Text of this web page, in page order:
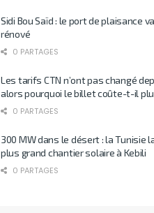
Sidi Bou Saïd : le port de plaisance
rénové
0 PARTAGES
Les tarifs CTN n’ont pas changé
alors pourquoi le billet coûte-t-il
0 PARTAGES
300 MW dans le désert : la Tunisie
plus grand chantier solaire à Kebili
0 PARTAGES